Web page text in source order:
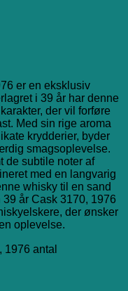
er en eksklusiv
i 39 år har denne
der vil forføre
Med sin rige aroma
krydderier, byder
smagsoplevelse.
de subtile noter af
med en langvarig
whisky til en sand
år Cask 3170, 1976
der ønsker
oplevelse.
1976 antal